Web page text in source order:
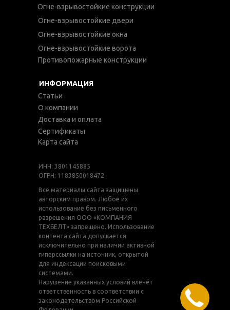
Все материалы сайта защищены
авторским правом. Любое их
использование без письменного
разрешения ООО «КОМПАНИЯ
ТЕХБЕЛТ» запрещено. Использование
контента сайта допускается
исключительно при наличии активной
гиперссылки на источник, открытой
для индексации поисковыми
системами.
Нарушение указанных условий влечёт
ответственность в соответствии с
законодательством Российской
ИНН: 3801145885
ОГРН: 1183850018472
ИНФОРМАЦИЯ
Огне-взрывостойкие двери
Огне-взрывостойкие конструкции
Огне-взрывостойкие окна
Статьи
О компании
Доставка и оплата
Сертификаты
Карта сайта
Огне-взрывостойкие ворота
Противопожарные конструкции